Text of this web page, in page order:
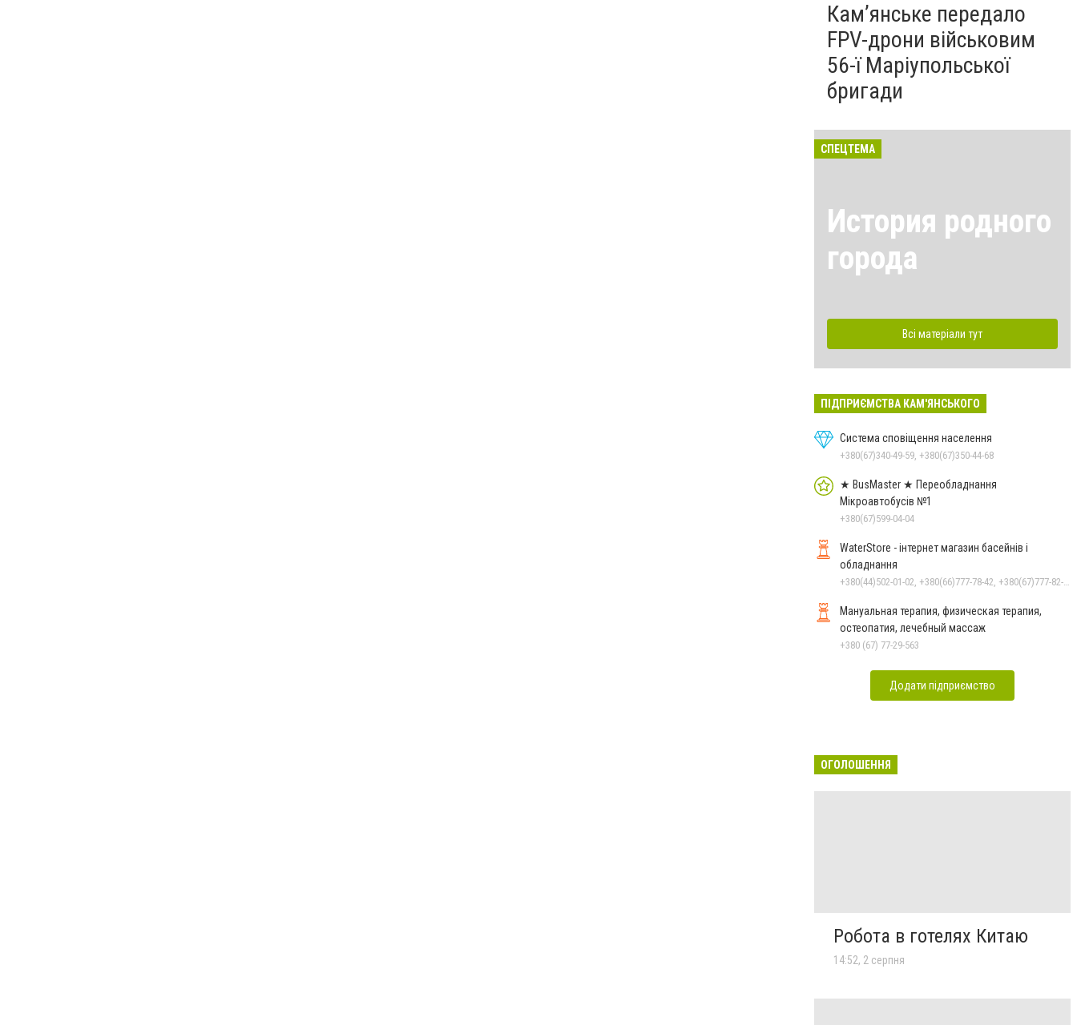
Кам’янське передало
FPV-дрони військовим
56-ї Маріупольської
бригади
СПЕЦТЕМА
История родного
города
Всі матеріали тут
ПІДПРИЄМСТВА КАМ'ЯНСЬКОГО
Система сповіщення населення
+380(67)340-49-59, +380(67)350-44-68
★ BusMaster ★ Переобладнання
Мікроавтобусів №1
+380(67)599-04-04
WaterStore - інтернет магазин басейнів і
обладнання
Мануальная терапия, физическая терапия,
остеопатия, лечебный массаж
+380 (67) 77-29-563
Додати підприємство
ОГОЛОШЕННЯ
Робота в готелях Китаю
14:52, 2 серпня